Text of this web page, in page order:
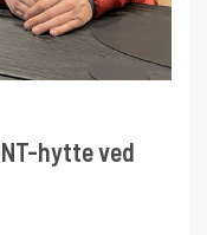
hytte ved